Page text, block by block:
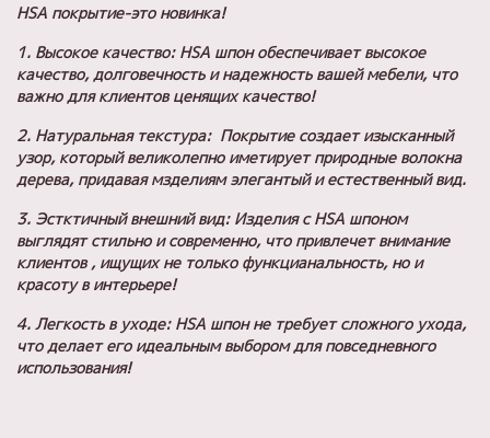
HSA покрытие-это новинка!
1. Высокое качество: HSA шпон обеспечивает высокое
качество, долговечность и надежность вашей мебели, что
важно для клиентов ценящих качество!
2. Натуральная текстура: Покрытие создает изысканный
узор, который великолепно иметирует природные волокна
дерева, придавая мзделиям элегантый и естественный вид.
3. Эстктичный внешний вид: Изделия с HSA шпоном
выглядят стильно и современно, что привлечет внимание
клиентов , ищущих не только функцианальность, но и
красоту в интерьере!
4. Легкость в уходе: HSA шпон не требует сложного ухода,
что делает его идеальным выбором для повседневного
использования!